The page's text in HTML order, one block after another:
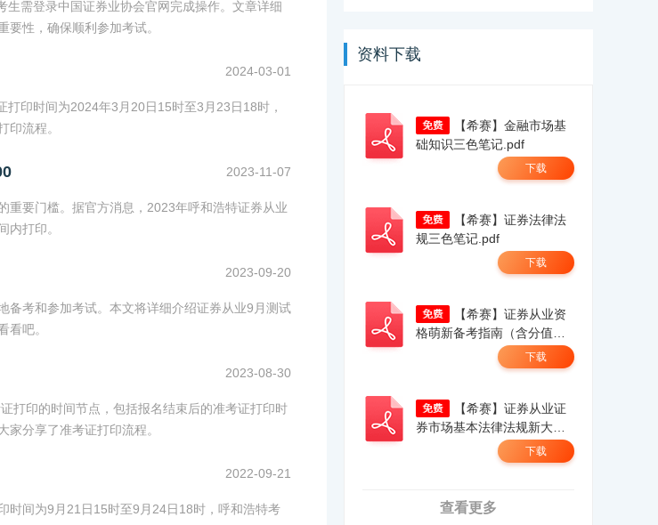
需登录中国证券业协会官网完成操作。文章详细
性，确保顺利参加考试。
2024-03-01
印时间为2024年3月20日15时至3月23日18时，
印流程。
2023-11-07
重要门槛。据官方消息，2023年呼和浩特证券从业
内打印。
2023-09-20
备考和参加考试。本文将详细介绍证券从业9月测试
看吧。
2023-08-30
打印的时间节点，包括报名结束后的准考证打印时
分享了准考证打印流程。
2022-09-21
时间为9月21日15时至9月24日18时，呼和浩特考
资料下载
【希赛】金融市场基
础知识三色笔记.pdf
下载
【希赛】证券法律法
规三色笔记.pdf
下载
【希赛】证券从业资
格萌新备考指南（含分值分
布全流程一本通）.pdf下载
【希赛】证券从业证
券市场基本法律法规新大
下载
查看更多